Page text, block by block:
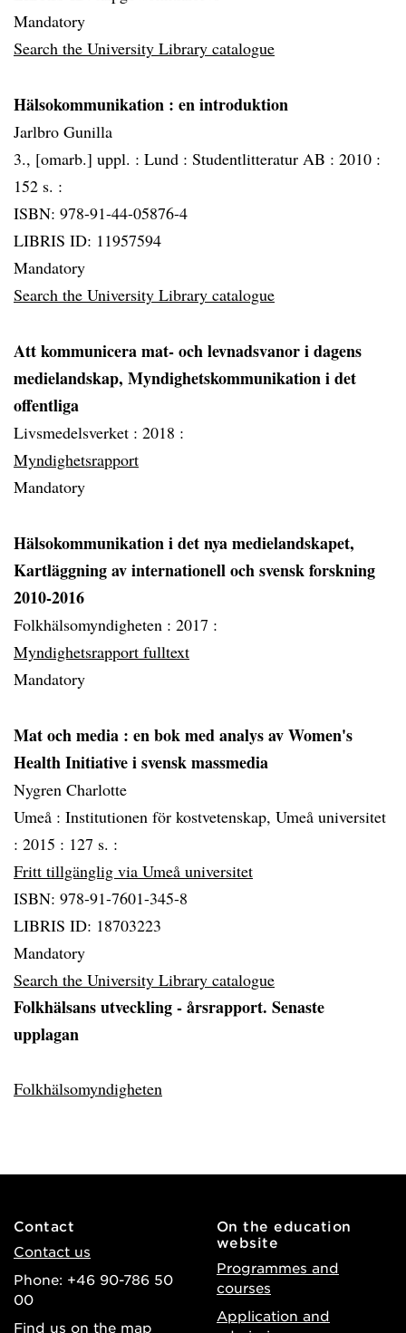
Mandatory
Search the University Library catalogue
Hälsokommunikation : en introduktion
Jarlbro Gunilla
3., [omarb.] uppl. : Lund : Studentlitteratur AB : 2010 :
152 s. :
ISBN: 978-91-44-05876-4
LIBRIS ID: 11957594
Mandatory
Search the University Library catalogue
Att kommunicera mat- och levnadsvanor i dagens
medielandskap, Myndighetskommunikation i det
offentliga
Livsmedelsverket : 2018 :
Myndighetsrapport
Mandatory
Hälsokommunikation i det nya medielandskapet,
Kartläggning av internationell och svensk forskning
2010-2016
Folkhälsomyndigheten : 2017 :
Myndighetsrapport fulltext
Mandatory
Mat och media : en bok med analys av Women's
Health Initiative i svensk massmedia
Nygren Charlotte
Umeå : Institutionen för kostvetenskap, Umeå universitet
: 2015 : 127 s. :
Fritt tillgänglig via Umeå universitet
ISBN: 978-91-7601-345-8
LIBRIS ID: 18703223
Mandatory
Search the University Library catalogue
Folkhälsans utveckling - årsrapport. Senaste
upplagan
Folkhälsomyndigheten
Contact
Contact us
Phone: +46 90-786 50
00
Find us on the map
On the education
website
Programmes and
courses
Application and